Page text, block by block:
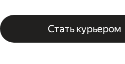
Стать курьером